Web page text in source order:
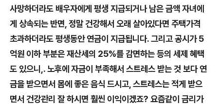
사망하더라도 배우자에게 평생 지급되거나 남은 금액 자녀에
게 상속되는 반면, 정말 건강해서 오래 살아있다면 주택가격
초과하더라도 평생동안 연금이 지급됩니다. 그리고 공시가 5
억원 이하 부분은 재산세의 25%를 감면하는 등의 세제 혜택
도 있으니,. 노후에 자금이 부족해서 스트레스 받는 것 보다 연
금을 받으면서 몸에 좋은 음식 드시고, 스트레스는 적게 받으
면서 건강관리 잘 하시면 훨씬 이익이겠죠? 요즘같이 금리가